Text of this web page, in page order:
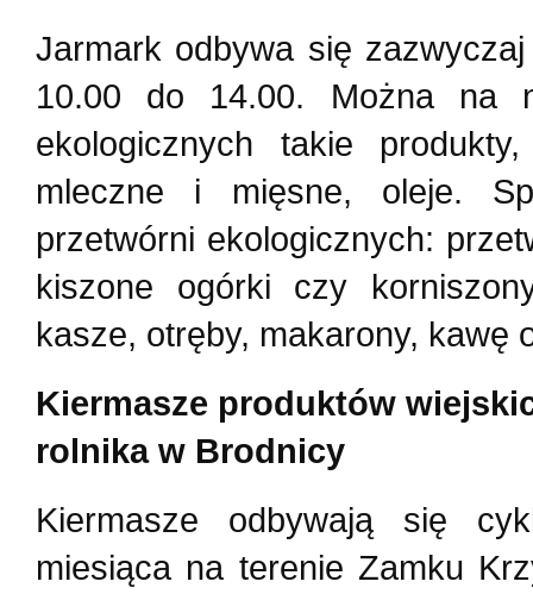
Jarmark odbywa się
10.00 do 14.00. Można na
ekologicznych takie
mleczne i mięsne, oleje.
przetwórni ekologicznych:
kiszone ogórki czy
kasze, otręby, makarony, kawę
Kiermasze produktów
rolnika w Brodnicy
Kiermasze odbywają się
miesiąca na terenie Zamku